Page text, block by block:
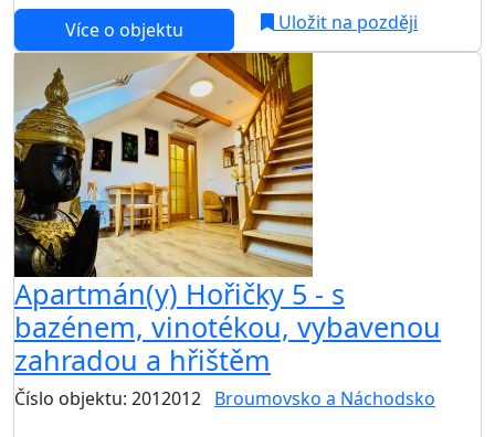
Více o objektu Uložit na později
Apartmán(y) Hořičky 5 - s
bazénem, vinotékou, vybavenou
zahradou a hřištěm
Číslo objektu: 2012012 Broumovsko a Náchodsko